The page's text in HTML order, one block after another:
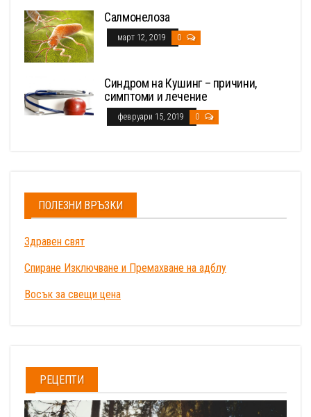
Салмонелоза
март 12, 2019 0
Синдром на Кушинг – причини,
симптоми и лечение
февруари 15, 2019 0
ПОЛЕЗНИ ВРЪЗКИ
Здравен свят
Спиране Изключване и Премахване на адблу
Восък за свещи цена
РЕЦЕПТИ